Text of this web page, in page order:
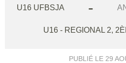
U16 UFBSJA -
U16 - REGIONAL 2,
PUBLIÉ LE 29